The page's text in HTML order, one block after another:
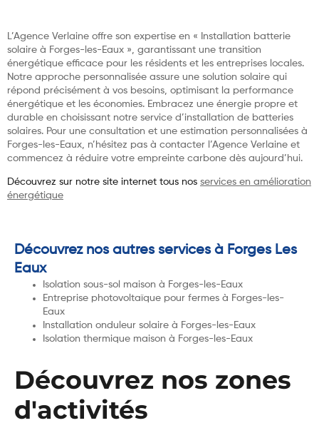
L’Agence Verlaine offre son expertise en « Installation batterie
solaire à Forges-les-Eaux », garantissant une transition
énergétique efficace pour les résidents et les entreprises locales.
Notre approche personnalisée assure une solution solaire qui
répond précisément à vos besoins, optimisant la performance
énergétique et les économies. Embracez une énergie propre et
durable en choisissant notre service d’installation de batteries
solaires. Pour une consultation et une estimation personnalisées à
Forges-les-Eaux, n’hésitez pas à contacter l’Agence Verlaine et
commencez à réduire votre empreinte carbone dès aujourd’hui.
Découvrez sur notre site internet tous nos services en amélioration
énergétique
Découvrez nos autres services à Forges Les
Eaux
Isolation sous-sol maison à Forges-les-Eaux
Entreprise photovoltaïque pour fermes à Forges-les-
Eaux
Installation onduleur solaire à Forges-les-Eaux
Isolation thermique maison à Forges-les-Eaux
Découvrez nos zones
d'activités